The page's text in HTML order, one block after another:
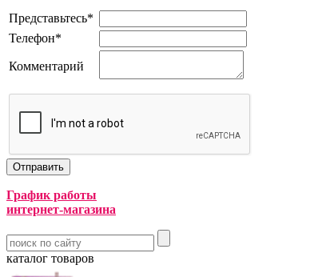
Представьтесь*
Телефон*
Комментарий
График работы
интернет-магазина
каталог товаров